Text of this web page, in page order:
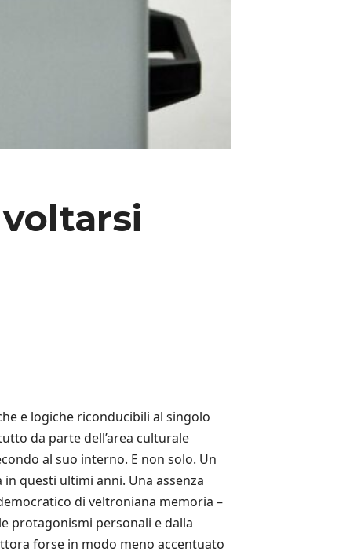
e logiche riconducibili al singolo
da parte dell’area culturale
al suo interno. E non solo. Un
questi ultimi anni. Una assenza
di veltroniana memoria –
protagonismi personali e dalla
forse in modo meno accentuato